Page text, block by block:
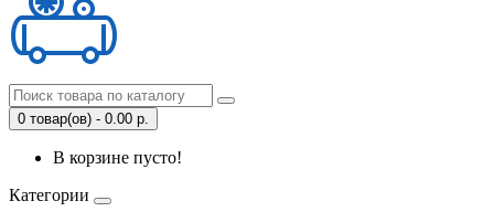
0 товар(ов) - 0.00 р.
В корзине пусто!
Категории